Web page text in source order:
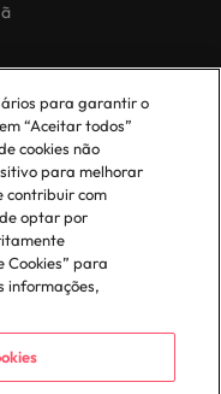
escritório em
para garantir o
“Aceitar todos”
cookies não
para melhorar
contribuir com
optar por
Cookies” para
informações,